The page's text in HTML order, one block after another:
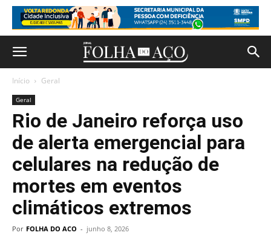
Início Geral
Geral
Rio de Janeiro reforça uso
de alerta emergencial para
celulares na redução de
mortes em eventos
climáticos extremos
Por FOLHA DO ACO - junho 8, 2026